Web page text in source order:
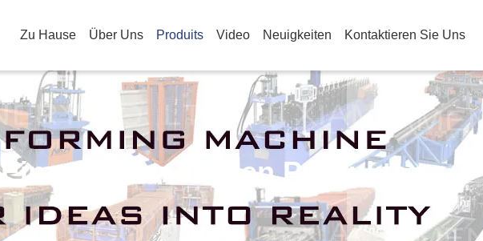
Zu Hause Über Uns Produits Video Neuigkeiten Kontaktieren Sie Uns
Einzelheiten Zu Den Produkten